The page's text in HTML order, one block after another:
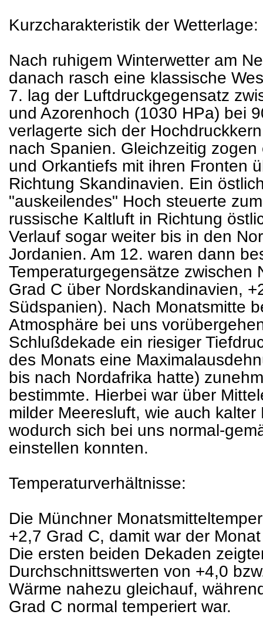
Kurzcharakteristik der Wetterlage:
Nach ruhigem Winterwetter am
danach rasch eine klassische
7. lag der Luftdruckgegensatz
und Azorenhoch (1030 HPa) bei
verlagerte sich der
nach Spanien. Gleichzeitig
und Orkantiefs mit ihren Fronten
Richtung Skandinavien. Ein
"auskeilendes" Hoch steuerte
russische Kaltluft in Richtung
Verlauf sogar weiter bis in den
Jordanien. Am 12. waren dann
Temperaturgegensätze zwischen
Grad C über Nordskandinavien,
Südspanien). Nach Monatsmitte
Atmosphäre bei uns
Schlußdekade ein riesiger
des Monats eine
bis nach Nordafrika hatte)
bestimmte. Hierbei war über
milder Meeresluft, wie auch
wodurch sich bei uns normal-
einstellen konnten.
Temperaturverhältnisse:
Die Münchner
+2,7 Grad C, damit war der
Die ersten beiden Dekaden
Durchschnittswerten von +4,0
Wärme nahezu gleichauf,
Grad C normal temperiert war.